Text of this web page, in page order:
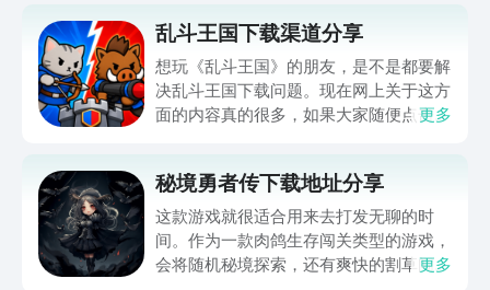
乱斗王国下载渠道分享
想玩《乱斗王国》的朋友，是不是都要解
决乱斗王国下载问题。现在网上关于这方
面的内容真的很多，如果大家随便点击陌
app进行下载会更加方便，九游是手游福
利最多的游戏平台，在这里不仅能够看到
游戏资源，还能及时查看后续的消息、活
动内容等相关信息。
更多
秘境勇者传下载地址分享
这款游戏就很适合用来去打发无聊的时
间。作为一款肉鸽生存闯关类型的游戏，
会将随机秘境探索，还有爽快的割草闯关
更多